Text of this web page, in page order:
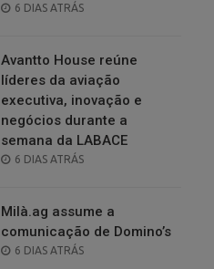
POSTED
6 DIAS ATRÁS
Avantto House reúne
líderes da aviação
executiva, inovação e
negócios durante a
semana da LABACE
POSTED
6 DIAS ATRÁS
Milà.ag assume a
comunicação de Domino’s
POSTED
6 DIAS ATRÁS